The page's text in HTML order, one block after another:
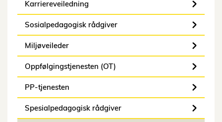
Karriereveiledning
Sosialpedagogisk rådgiver
Miljøveileder
Oppfølgingstjenesten (OT)
PP-tjenesten
Spesialpedagogisk rådgiver